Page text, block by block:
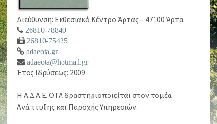
Διεύθυνση: Εκθεσιακό Κέντρο Άρτας – 47100 Άρτα
26810-78840
26810-75425
adaeota.gr
adaeota@hotmail.gr
Έτος Ιδρύσεως: 2009
Η Α.Δ.Α.Ε. ΟΤΑ δραστηριοποιείται στον τομέα
Ανάπτυξης και Παροχής Υπηρεσιών.